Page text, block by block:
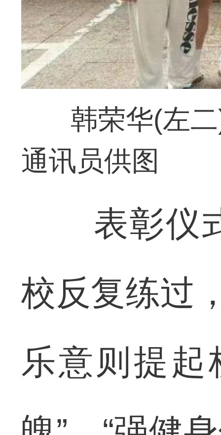
韩荣华(左
通讯员供图
表彰仪式
校反复练过
乐意则提起